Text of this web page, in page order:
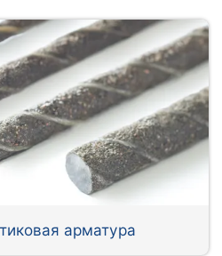
арматура